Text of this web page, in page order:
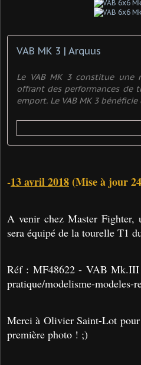
VAB MK 3 | Arquus
Le VAB MK 3 constitue
offrant des performances de
emport. Le VAB MK 3 bénéficie
-13 avril 2018(Mise à jour
A venir chez Master
sera équipé de la tourelle T1
Réf : MF48622 - VAB Mk.III
pratique/modelisme-modeles-
Merci à Olivier Saint-Lot
première photo ! ;)